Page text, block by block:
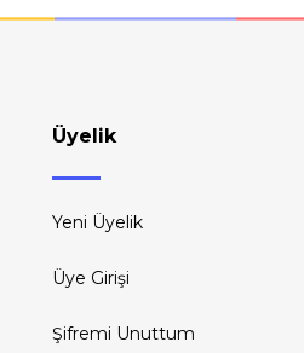
Üyelik
Yeni Üyelik
Üye Girişi
Şifremi Unuttum